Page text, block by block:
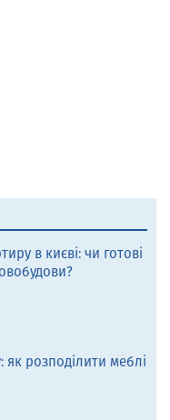
в києві: чи готові
як розподілити меблі